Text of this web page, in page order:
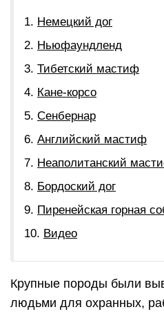
Немецкий дог
Ньюфаундленд
Тибетский мастиф
Кане-корсо
Сенбернар
Английский мастиф
Неаполитанский
Бордоский дог
Пиренейская горная
Видео
Крупные породы были
людьми для охранных,